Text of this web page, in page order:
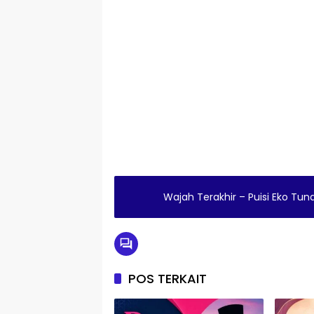
Wajah Terakhir – Puisi Eko
POS TERKAIT